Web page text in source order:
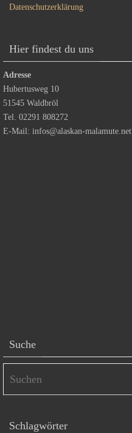
Datenschutzerklärung
Hier findest du uns
Adresse
Hubertusweg 10
51545 Waldbröl
Tel. 02291 808272
E-Mail: infos@alaskan-malamute.net
Suche
Schlagwörter